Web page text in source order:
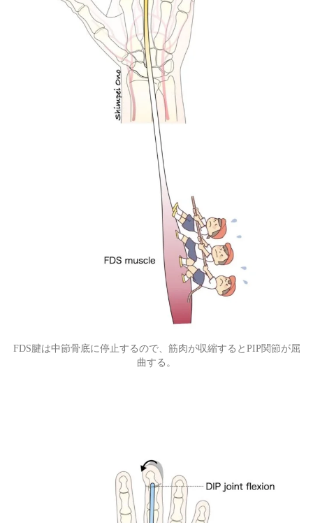
FDS腱は中節骨底に停止するので、筋肉が収縮するとPIP関節が屈
曲する。